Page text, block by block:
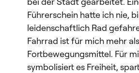
Führerschein hatte ich nie,
leidenschaftlich Rad
Fahrrad ist für mich mehr
Fortbewegungsmittel. Für
symbolisiert es Freiheit,